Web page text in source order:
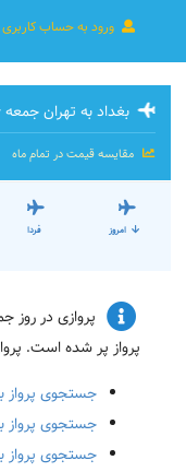
ورود به حساب کاربری
بغداد به تهران جمعه ۱۶ مرداد
مقایسه قیمت در تمام ماه
امروز فردا
پرواز پر شده است.
جستجوی پرواز
جستجوی پرواز
جستجوی پرواز